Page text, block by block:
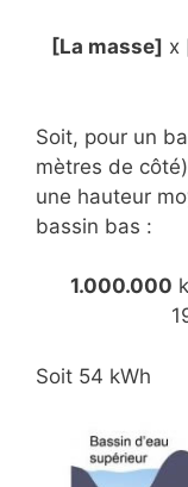
[La masse] x
Soit, pour un
mètres de
une hauteur
bassin bas :
1.000.000
Soit 54 kWh